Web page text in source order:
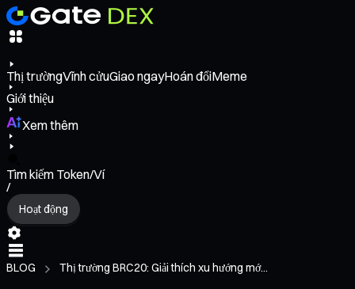
Thị trườngVĩnh cửuGiao ngayHoán đổiMeme
Giới thiệu
Xem thêm
Tìm kiếm Token/Ví
/
Hoạt động
BLOG Thị trường BRC20: Giải thích xu hướng mớ...